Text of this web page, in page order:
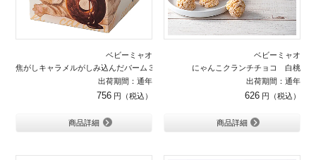
ベビーミャオ
焦がしキャラメルがしみ込んだバーム３個
出荷期間：通年
756
商品詳細
ベビーミャオ
にゃんこクランチチョコ 白桃
出荷期間：通年
626
商品詳細